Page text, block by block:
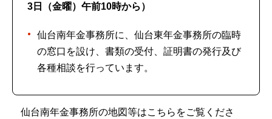
3日（金曜）午前10時から）
仙台南年金事務所に、仙台東年金事務所の臨時
の窓口を設け、書類の受付、証明書の発行及び
各種相談を行っています。
仙台南年金事務所の地図等はこちらをご覧くださ